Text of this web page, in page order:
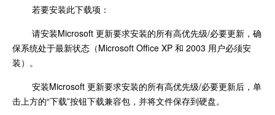
若要安装此下载项：
请安装Microsoft 更新要求安装的所有高优先级/必要更新，确
保系统处于最新状态（Microsoft Office XP 和 2003 用户必须安
装）。
安装Microsoft 更新要求安装的所有高优先级/必要更新后，单
击上方的“下载”按钮下载兼容包，并将文件保存到硬盘。